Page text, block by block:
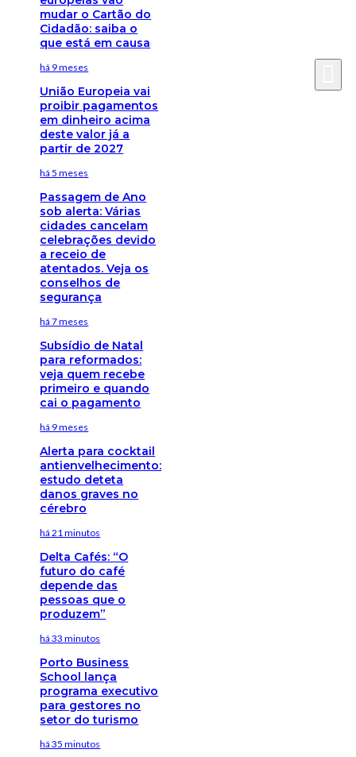
mudar o Cartão do
Cidadão: saiba o
que está em causa
há 9 meses
União Europeia vai
proibir pagamentos
em dinheiro acima
deste valor já a
partir de 2027
há 5 meses
Passagem de Ano
sob alerta: Várias
cidades cancelam
celebrações devido
a receio de
atentados. Veja os
conselhos de
segurança
há 7 meses
Subsídio de Natal
para reformados:
veja quem recebe
primeiro e quando
cai o pagamento
há 9 meses
Alerta para cocktail
antienvelhecimento:
estudo deteta
danos graves no
cérebro
há 21 minutos
Delta Cafés: “O
futuro do café
depende das
pessoas que o
produzem”
há 33 minutos
Porto Business
School lança
programa executivo
para gestores no
setor do turismo
há 35 minutos